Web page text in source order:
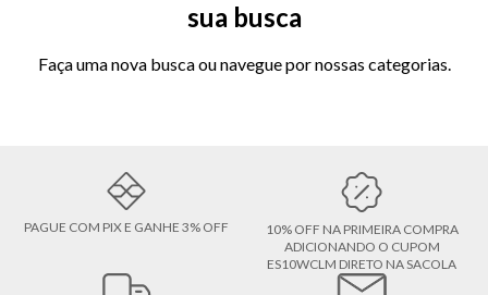
sua busca
Faça uma nova busca ou navegue por nossas categorias.
PAGUE COM PIX E GANHE 3% OFF
10% OFF NA PRIMEIRA COMPRA
ADICIONANDO O CUPOM
ES10WCLM DIRETO NA SACOLA